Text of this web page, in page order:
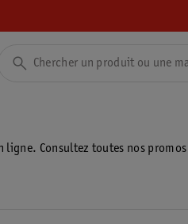
ligne. Consultez toutes nos promos